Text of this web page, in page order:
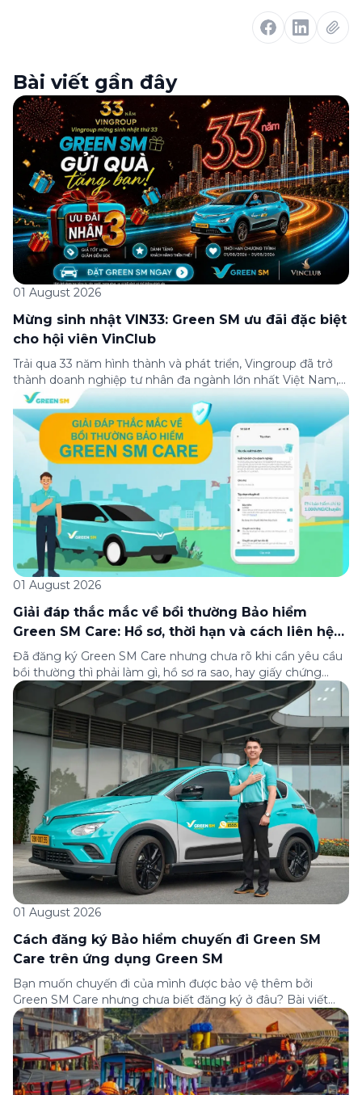
Bài viết gần đây
01 August 2026
Mừng sinh nhật VIN33: Green SM ưu đãi đặc biệt
cho hội viên VinClub
Trải qua 33 năm hình thành và phát triển, Vingroup đã trở
thành doanh nghiệp tư nhân đa ngành lớn nhất Việt Nam,
lọt Top 30 doanh nghiệp lớn nhất Đông Nam Á theo bảng
xếp hạng của Tạp chí Fortune (Mỹ). Nhân kỷ niệm 33 năm
thành lập (8/8/1993 đến 8/8/2026), Green SM trân […]
01 August 2026
Giải đáp thắc mắc về bồi thường Bảo hiểm
Green SM Care: Hồ sơ, thời hạn và cách liên hệ
hỗ trợ
Đã đăng ký Green SM Care nhưng chưa rõ khi cần yêu cầu
bồi thường thì phải làm gì, hồ sơ ra sao, hay giấy chứng
nhận bảo hiểm tìm ở đâu? Bài viết này tổng hợp đầy đủ các
câu hỏi thường gặp nhất về quy trình bồi thường và hỗ trợ
của Green […]
01 August 2026
Cách đăng ký Bảo hiểm chuyến đi Green SM
Care trên ứng dụng Green SM
Bạn muốn chuyến đi của mình được bảo vệ thêm bởi
Green SM Care nhưng chưa biết đăng ký ở đâu? Bài viết
dưới đây sẽ hướng dẫn chi tiết cách tham gia (và hủy tham
gia) gói bảo hiểm này ngay trên ứng dụng Green SM, cùng
những lưu ý quan trọng trước khi […]